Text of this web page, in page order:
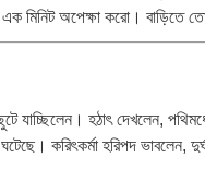
এক মিনিট অপেক্ষা করো। বাড়িতে
যাচ্ছিলেন। হঠাৎ দেখলেন,
করিৎকর্মা হরিপদ ভাবলেন,